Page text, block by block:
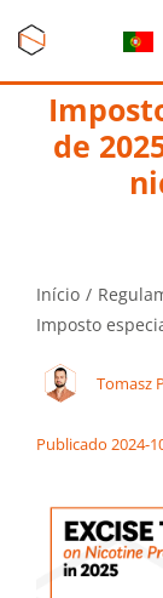
content
de
Início
Imposto
Tomasz
Publicado 2024-